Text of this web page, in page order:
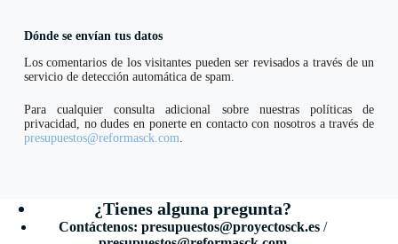
Dónde se envían tus datos
Los comentarios de los visitantes pueden ser revisados a través de un
servicio de detección automática de spam.
Para cualquier consulta adicional sobre nuestras políticas de
privacidad, no dudes en ponerte en contacto con nosotros a través de
presupuestos@reformasck.com
¿Tienes alguna pregunta?
Contáctenos:presupuestos@proyectosck.es /